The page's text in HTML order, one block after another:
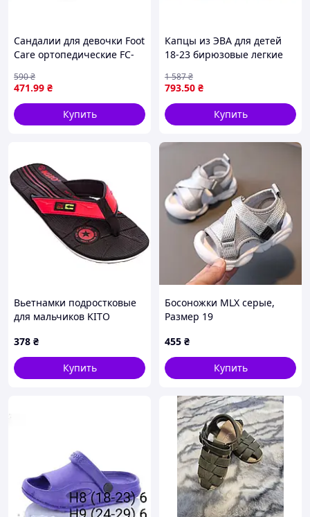
Сандалии для девочки Foot
Care ортопедические FC-
(6613c3164f3b19179d07a53f)
D10-2026
471.99 ₴
590₴
Купить
Капцы из ЭВА для детей
18-23 бирюзовые легкие
амортизацией
793.50 ₴
1 587₴
Купить
Вьетнамки подростковые
для мальчиков KITO
39 черный-красный
378 ₴
Купить
Босоножки MLX серые,
Размер 19
455 ₴
Купить